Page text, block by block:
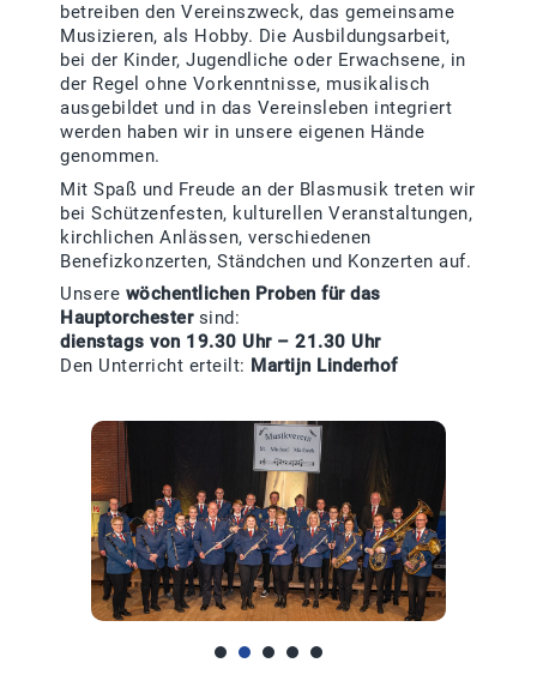
betreiben den Vereinszweck, das gemeinsame
Musizieren, als Hobby. Die Ausbildungsarbeit,
bei der Kinder, Jugendliche oder Erwachsene, in
der Regel ohne Vorkenntnisse, musikalisch
ausgebildet und in das Vereinsleben integriert
werden haben wir in unsere eigenen Hände
genommen.
Mit Spaß und Freude an der Blasmusik treten wir
bei Schützenfesten, kulturellen Veranstaltungen,
kirchlichen Anlässen, verschiedenen
Benefizkonzerten, Ständchen und Konzerten auf.
Unsere wöchentlichen Proben für das
Hauptorchestersind:
dienstags von 19.30 Uhr – 21.30 Uhr
Den Unterricht erteilt: Martijn Linderhof